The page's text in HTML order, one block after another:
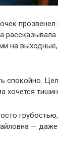
прозвенел
на
спокойно.
хочется
— даже